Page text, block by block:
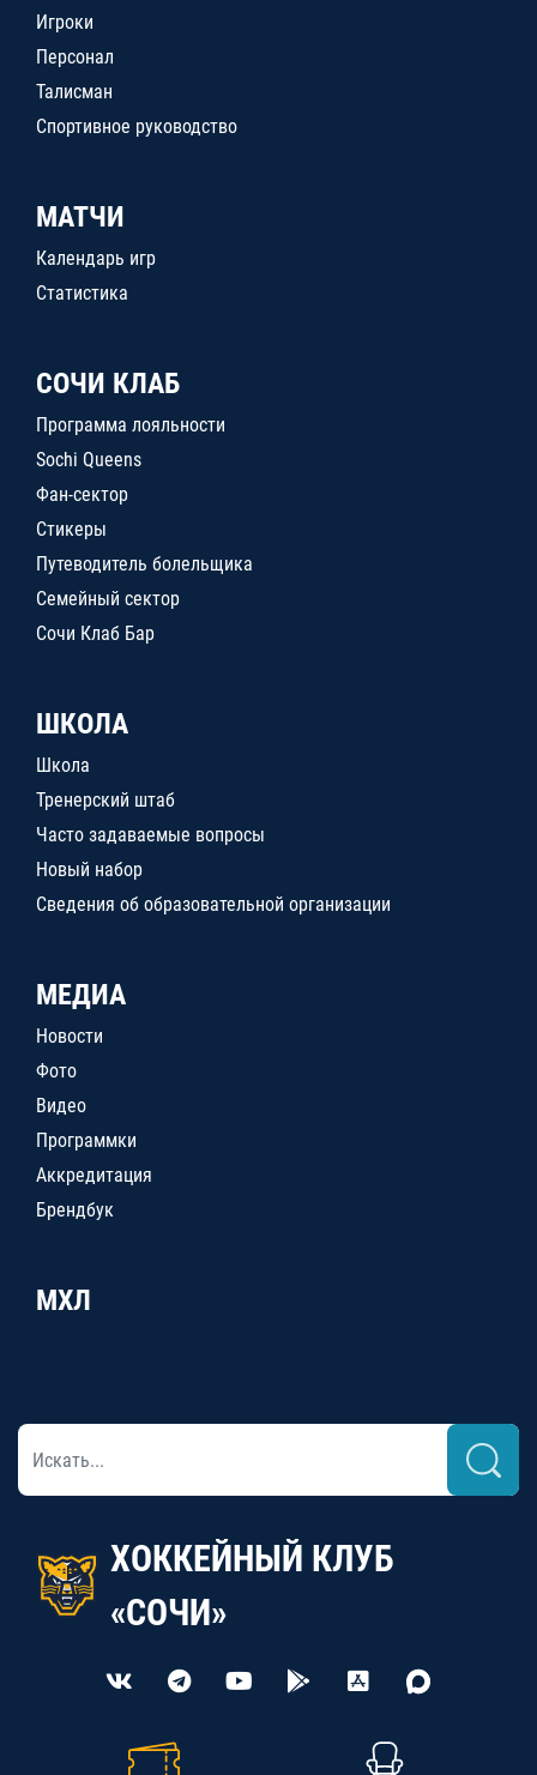
Игроки
Персонал
Талисман
Спортивное руководство
МАТЧИ
Календарь игр
Статистика
СОЧИ КЛАБ
Программа лояльности
Sochi Queens
Фан-сектор
Стикеры
Путеводитель болельщика
Семейный сектор
Сочи Клаб Бар
ШКОЛА
Школа
Тренерский штаб
Часто задаваемые вопросы
Новый набор
Сведения об образовательной организации
МЕДИА
Новости
Фото
Видео
Программки
Аккредитация
Брендбук
МХЛ
ХОККЕЙНЫЙ КЛУБ
«СОЧИ»